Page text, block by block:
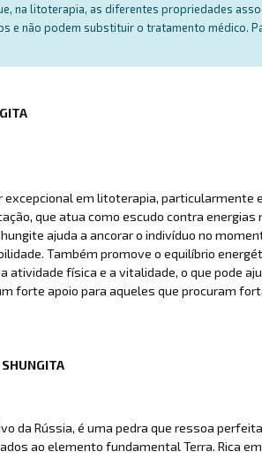
na litoterapia, as diferentes propriedades
e não podem substituir o tratamento médico.
em litoterapia, particularmente
que atua como escudo contra
ajuda a ancorar o indivíduo no
Também promove o equilíbrio
atividade física e a vitalidade, o que pode
forte apoio para aqueles que procuram
da Rússia, é uma pedra que ressoa
ao elemento fundamental Terra. Rica